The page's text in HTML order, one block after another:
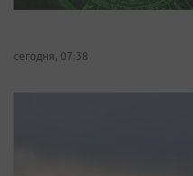
сегодня, 07:38